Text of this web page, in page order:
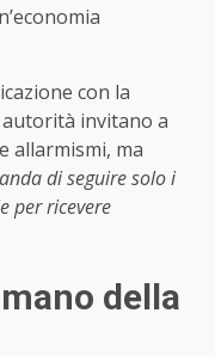
con la
invitano a
allarmismi, ma
di seguire solo i
per ricevere
della